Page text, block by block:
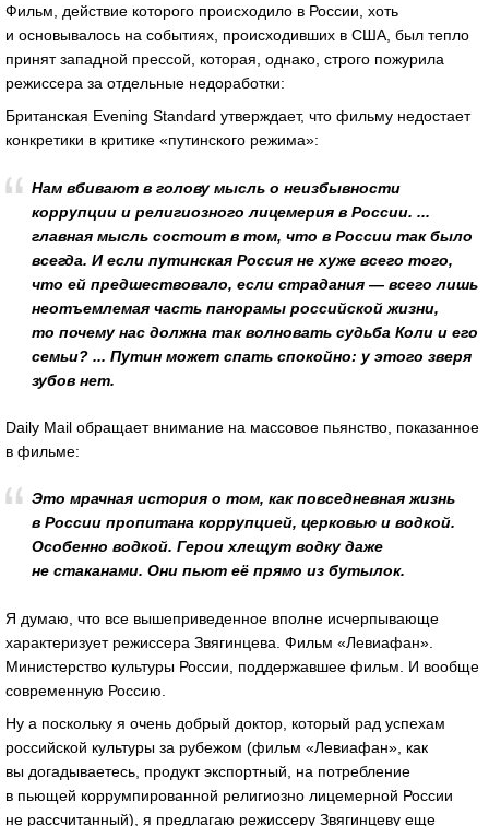
Фильм, действие которого происходило в России, хоть
и основывалось на событиях, происходивших в США, был тепло
принят западной прессой, которая, однако, строго пожурила
режиссера за отдельные недоработки:
Британская Evening Standard утверждает, что фильму недостает
конкретики в критике «путинского режима»:
Нам вбивают в голову мысль о неизбывности
коррупции и религиозного лицемерия в России. ...
главная мысль состоит в том, что в России так было
всегда. И если путинская Россия не хуже всего того,
что ей предшествовало, если страдания — всего лишь
неотъемлемая часть панорамы российской жизни,
то почему нас должна так волновать судьба Коли и его
семьи? ... Путин может спать спокойно: у этого зверя
зубов нет.
Daily Mail обращает внимание на массовое пьянство, показанное
в фильме:
Это мрачная история о том, как повседневная жизнь
в России пропитана коррупцией, церковью и водкой.
Особенно водкой. Герои хлещут водку даже
не стаканами. Они пьют её прямо из бутылок.
Я думаю, что все вышеприведенное вполне исчерпывающе
характеризует режиссера Звягинцева. Фильм «Левиафан».
Министерство культуры России, поддержавшее фильм. И вообще
современную Россию.
Ну а поскольку я очень добрый доктор, который рад успехам
российской культуры за рубежом (фильм «Левиафан», как
вы догадываетесь, продукт экспортный, на потребление
в пьющей коррумпированной религиозно лицемерной России
не рассчитанный), я предлагаю режиссеру Звягинцеву еще